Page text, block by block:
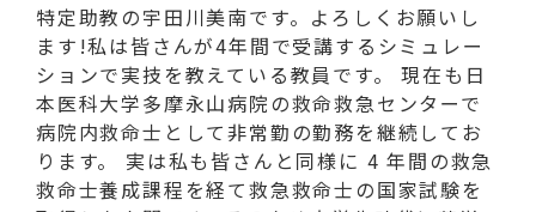
特定助教の宇田川美南です。よろしくお願いし
ます!私は皆さんが4年間で受講するシミュレー
ションで実技を教えている教員です。 現在も日
本医科大学多摩永山病院の救命救急センターで
病院内救命士として非常勤の勤務を継続してお
ります。 実は私も皆さんと同様に 4 年間の救急
救命士養成課程を経て救急救命士の国家試験を